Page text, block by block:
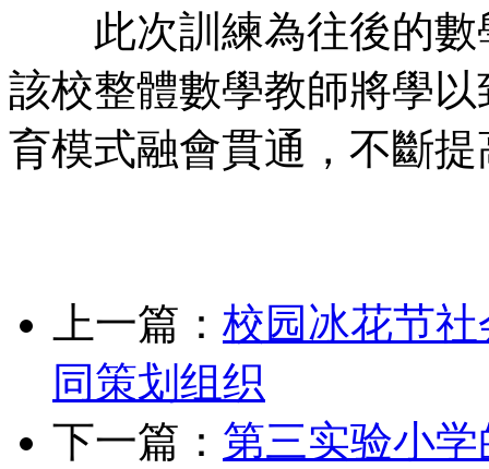
此次訓練為往後的數
該校整體數學教師將學
育模式融會貫通，不斷
上一篇： 校园冰花节
同策划组织
下一篇： 第三实验小